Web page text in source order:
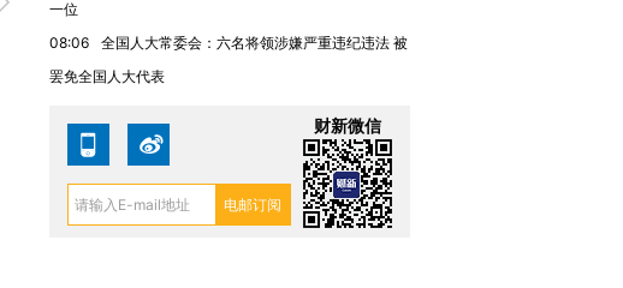
会，让数智科技“链”接产
有意思的生活方式·第三对
住三大增长引擎是什么？
一位
08:06
全国人大常委会：六名将领涉嫌严重违纪违法 被
罢免全国人大代表
财新微信